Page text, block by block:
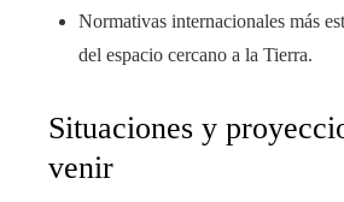
Normativas internacionales más
del espacio cercano a la Tierra.
Situaciones y
venir